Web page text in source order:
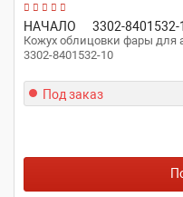
НАЧАЛО 3302-8401532-
Кожух облицовки фары для
3302-8401532-10
Под заказ